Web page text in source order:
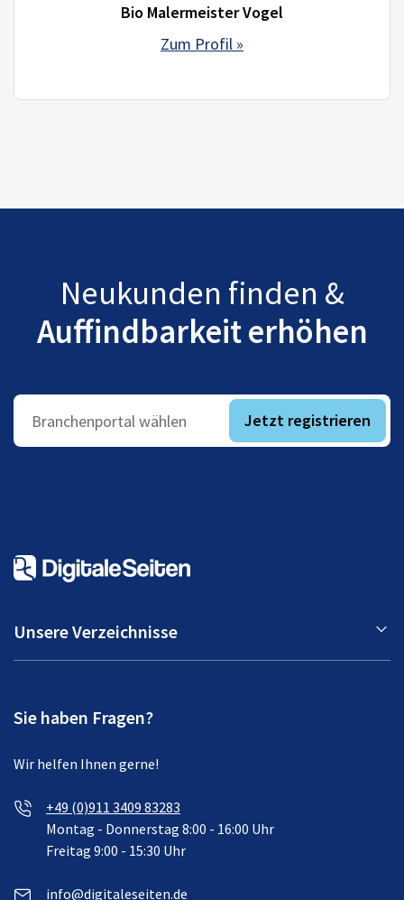
Bio Malermeister Vogel
Zum Profil »
Neukunden finden &
Auffindbarkeit erhöhen
Branchenportal wählen Jetzt registrieren
Unsere Verzeichnisse
Sie haben Fragen?
Wir helfen Ihnen gerne!
+49 (0)911 3409 83283
Montag - Donnerstag 8:00 - 16:00 Uhr
Freitag 9:00 - 15:30 Uhr
info@digitaleseiten.de